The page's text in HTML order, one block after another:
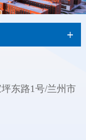
东路1号/兰州市